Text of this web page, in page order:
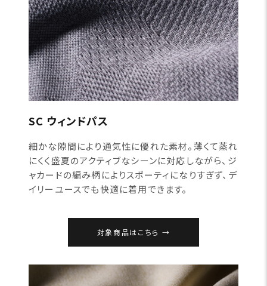
SC ウィンドパス
細かな隙間により通気性に優れた素材。薄くて蒸れ
にくく盛夏のアクティブなシーンに対応しながら、ジ
ャカードの編み柄によりスポーティになりすぎず、デ
イリーユースでも快適に着用できます。
対象商品はこちら